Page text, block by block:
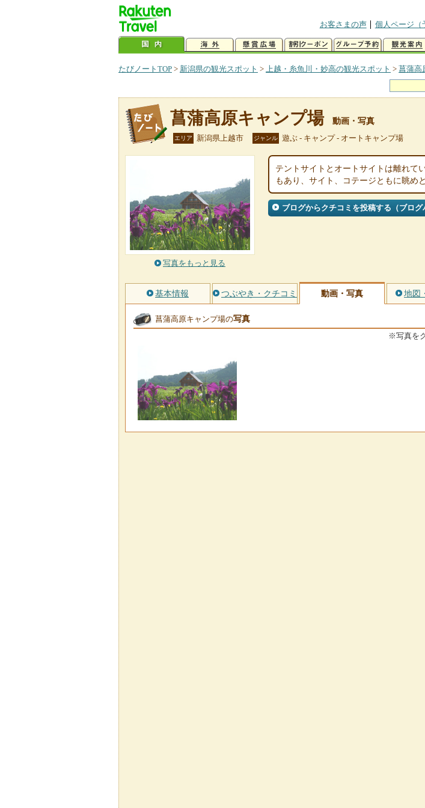
お客さまの声
個人ページ（
たびノートTOP > 新潟県の観光スポット > 上越・糸魚川・妙高の観光スポット > 菖蒲高
菖蒲高原キャンプ場 動画・写真
エリア 新潟県上越市 ジャンル 遊ぶ - キャンプ - オートキャンプ場
写真をもっと見る
テントサイトとオートサイトは離れて
もあり、サイト、コテージともに眺め
ブログからクチコミを投稿する（ブログ
基本情報 つぶやき・クチコミ 動画・写真 地図
菖蒲高原キャンプ場の写真
※写真を